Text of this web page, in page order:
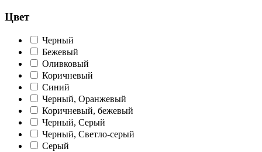
Цвет
Черный
Бежевый
Оливковый
Коричневый
Синий
Черный, Оранжевый
Коричневый, бежевый
Черный, Cерый
Черный, Светло-серый
Серый